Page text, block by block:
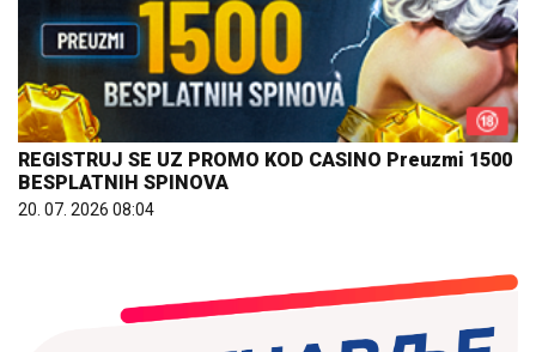
REGISTRUJ SE UZ PROMO KOD CASINO Preuzmi 1500
BESPLATNIH SPINOVA
20. 07. 2026 08:04